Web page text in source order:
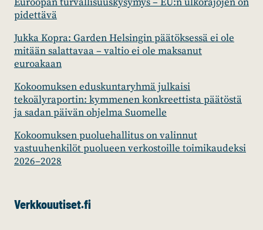
pidettävä
Jukka Kopra: Garden Helsingin päätöksessä ei ole
mitään salattavaa – valtio ei ole maksanut
euroakaan
Kokoomuksen eduskuntaryhmä julkaisi
tekoälyraportin: kymmenen konkreettista päätöstä
ja sadan päivän ohjelma Suomelle
Kokoomuksen puoluehallitus on valinnut
vastuuhenkilöt puolueen verkostoille toimikaudeksi
2026–2028
Verkkouutiset.fi